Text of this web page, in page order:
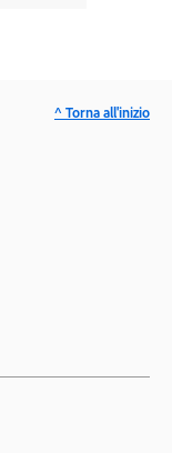
^ Torna all'inizio